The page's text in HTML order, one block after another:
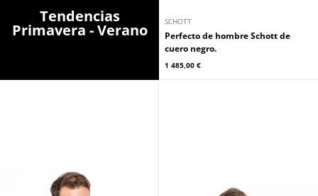
Tendencias
Primavera - Verano SCHOTT
Perfecto de hombre Schott de
cuero negro.
1 485,00 €